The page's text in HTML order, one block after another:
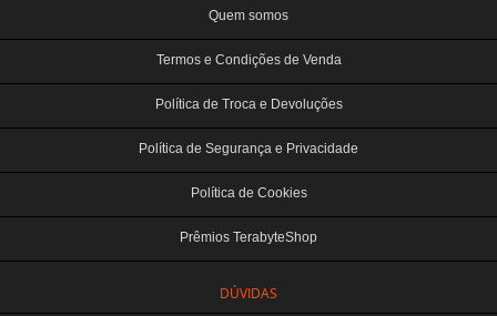
Quem somos
Termos e Condições de Venda
Política de Troca e Devoluções
Política de Segurança e Privacidade
Política de Cookies
Prêmios TerabyteShop
DÚVIDAS